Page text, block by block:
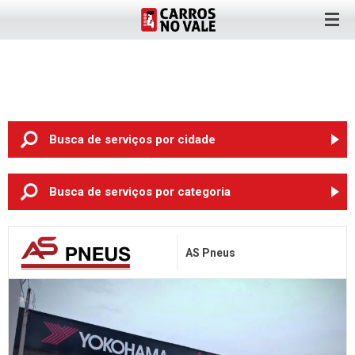
Busca de serviços por cidade
CRUZEIRO DO SUL (3)
ENCANTADO (3)
ESTRELA (8)
LAJEADO (89)
Busca de serviços por categoria
Pneus
Rodas
Chapeação e Pintura
Auto Elétrica
AS Pneus